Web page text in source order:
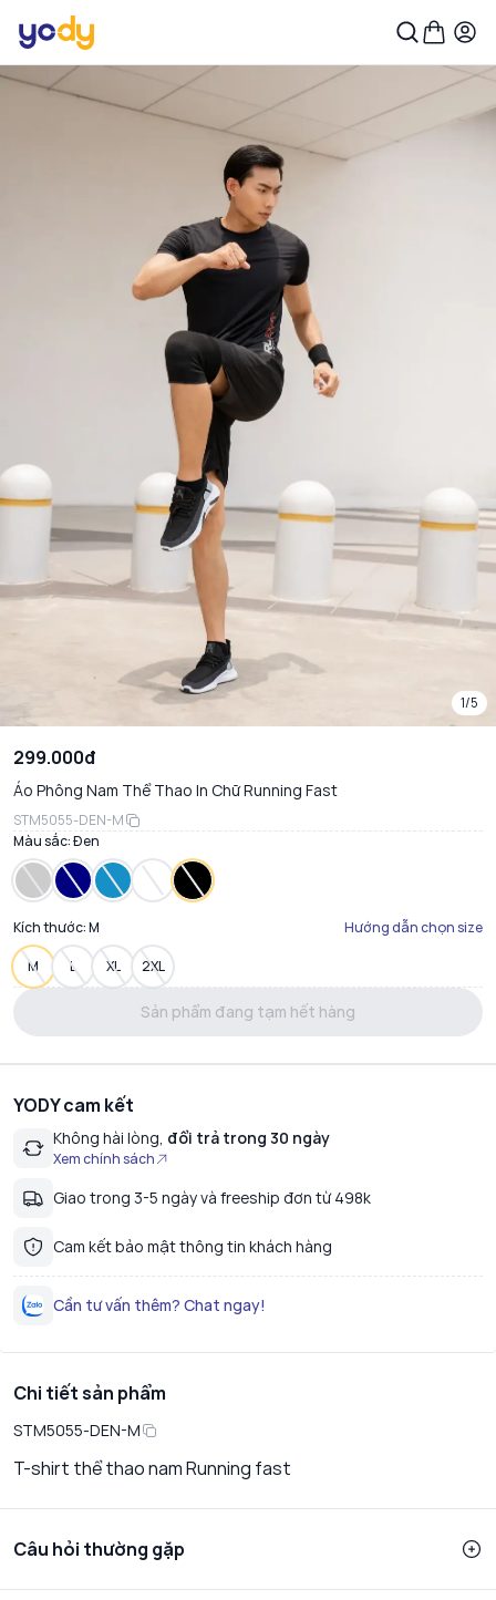
1/5
299.000đ
Áo Phông Nam Thể Thao In Chữ Running Fast
STM5055-DEN-M
Màu sắc:Đen
Kích thước:M Hướng dẫn chọn size
M L XL 2XL
Sản phẩm đang tạm hết hàng
YODY cam kết
Không hài lòng, đổi trả trong 30 ngày
Xem chính sách
Giao trong 3-5 ngày và freeship đơn từ 498k
Cam kết bảo mật thông tin khách hàng
Cần tư vấn thêm? Chat ngay!
Chi tiết sản phẩm
STM5055-DEN-M
T-shirt thể thao nam Running fast
Câu hỏi thường gặp